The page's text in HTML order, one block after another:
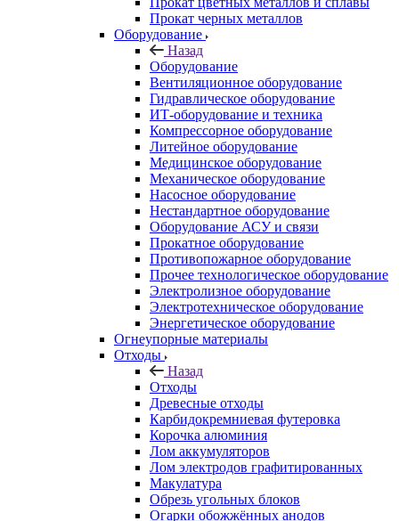
Прокат черных металлов
Оборудование
Назад
Оборудование
Вентиляционное оборудование
Гидравлическое оборудование
ИТ-оборудование и техника
Компрессорное оборудование
Литейное оборудование
Медицинское оборудование
Механическое оборудование
Насосное оборудование
Нестандартное оборудование
Оборудование АСУ и связи
Прокатное оборудование
Противопожарное оборудование
Прочее технологическое оборудование
Электролизное оборудование
Электротехническое оборудование
Энергетическое оборудование
Огнеупорные материалы
Отходы
Назад
Отходы
Древесные отходы
Карбидокремниевая футеровка
Корочка алюминия
Лом аккумуляторов
Лом электродов графитированных
Макулатура
Обрезь угольных блоков
Огарки обожжённых анодов